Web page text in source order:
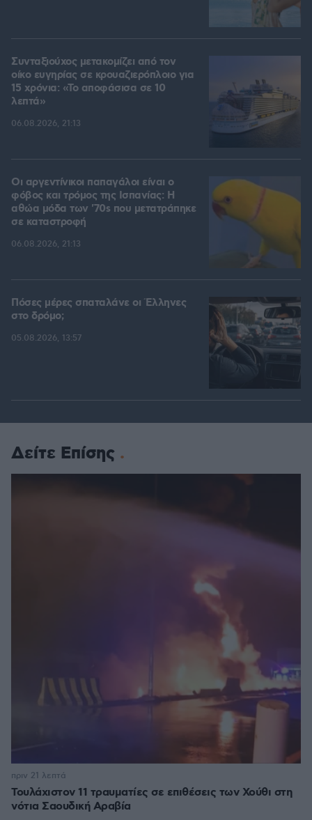
Συνταξιούχος μετακομίζει από τον
οίκο ευγηρίας σε κρουαζιερόπλοιο για
15 χρόνια: «Το αποφάσισα σε 10
λεπτά»
06.08.2026, 21:13
Οι αργεντίνικοι παπαγάλοι είναι ο
φόβος και τρόμος της Ισπανίας: Η
αθώα μόδα των '70s που μετατράπηκε
σε καταστροφή
06.08.2026, 21:13
Πόσες μέρες σπαταλάνε οι Έλληνες
στο δρόμο;
05.08.2026, 13:57
Δείτε Επίσης
Τουλάχιστον 11 τραυματίες σε επιθέσεις των Χούθι στη
νότια Σαουδική Αραβία
πριν 21 λεπτά